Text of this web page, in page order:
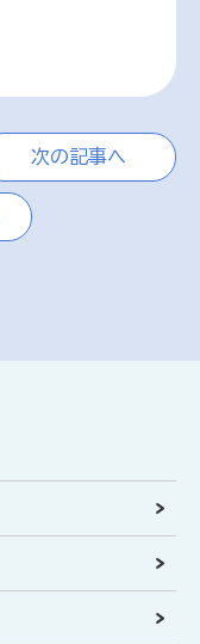
次の記事へ